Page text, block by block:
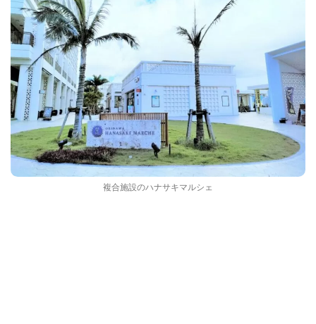
複合施設のハナサキマルシェ